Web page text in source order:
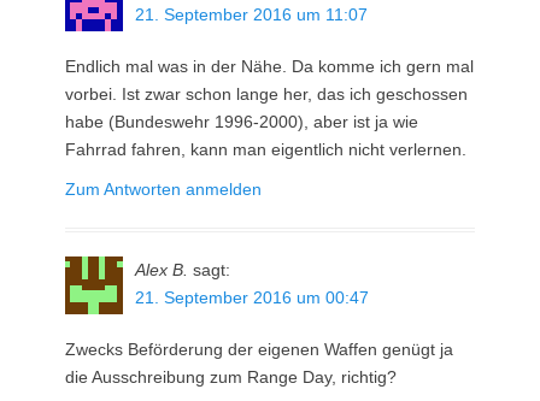
21. September 2016 um 11:07
Endlich mal was in der Nähe. Da komme ich gern mal
vorbei. Ist zwar schon lange her, das ich geschossen
habe (Bundeswehr 1996-2000), aber ist ja wie
Fahrrad fahren, kann man eigentlich nicht verlernen.
Zum Antworten anmelden
Alex B. sagt:
21. September 2016 um 00:47
Zwecks Beförderung der eigenen Waffen genügt ja
die Ausschreibung zum Range Day, richtig?